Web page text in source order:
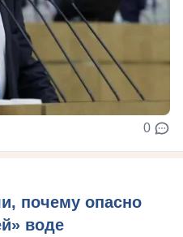
0
почему опасно
воде